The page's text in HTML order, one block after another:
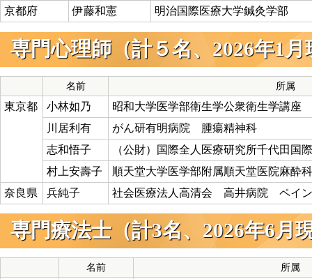
京都府
伊藤和憲 明治国際医療大学鍼灸学部
専門心理師（計５名、2026年1
名前 所属
東京都 小林如乃
昭和大学医学部衛生学公衆衛生学講座
川居利有
がん研有明病院 腫瘍精神科
志和悟子
（公財）国際全人医療研究所千代田国
村上安壽子
順天堂大学医学部附属順天堂医院麻酔
奈良県
兵純子 社会医療法人高清会 高井病院 ペイン
専門療法士（計3名、2026年6月
名前 所属